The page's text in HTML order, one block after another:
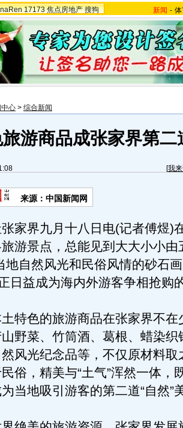
17173 焦点房地产 搜狗 新闻 -
心 > 综合新闻
游商品成张家界第二
[我
来源：中国新闻网
界九月十八日电(记者傅煜)
游景点，总能见到大大小小由
地自然风光和民俗风情的砂石
日益成为海内外游客争相抢购
色的旅游商品在张家界不在
野菜、竹筒酒、葛根、蜡染织
风光纪念品等，不仅原材料取
俗，精美与“土气”浑然一体，
当地吸引游客的第二道“自然”